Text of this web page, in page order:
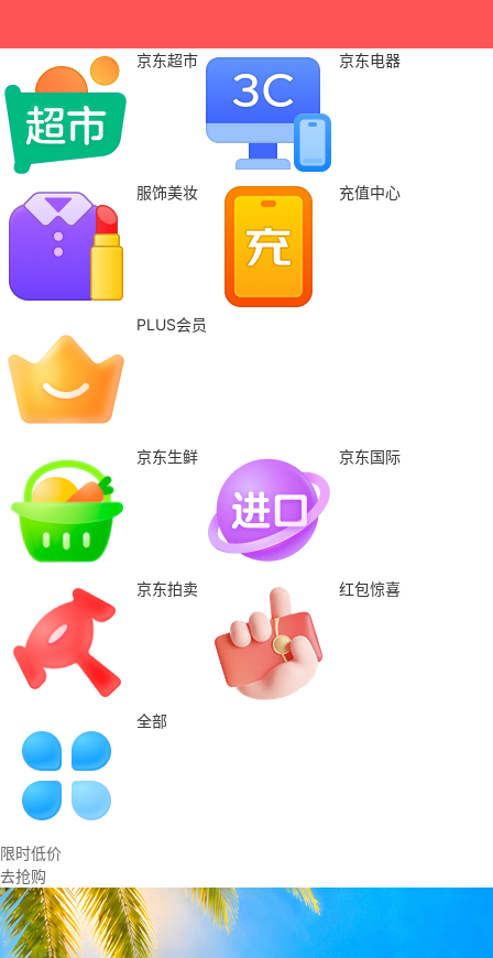
京东超市 京东电器
服饰美妆 充值中心
PLUS会员
京东生鲜 京东国际
京东拍卖 红包惊喜
全部
限时低价
去抢购